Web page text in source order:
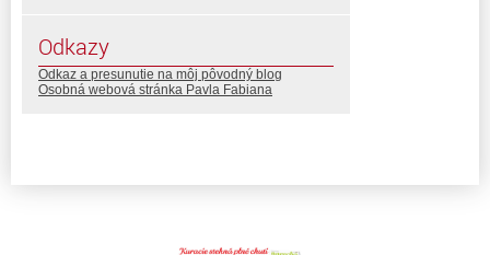
Odkazy
Odkaz a presunutie na môj pôvodný blog
Osobná webová stránka Pavla Fabiana